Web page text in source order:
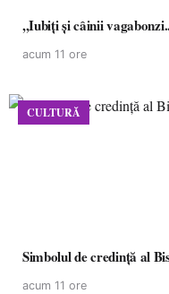
,,Iubiți și câinii
acum 11 ore
CULTURĂ
Simbolul de credinţă al
acum 11 ore